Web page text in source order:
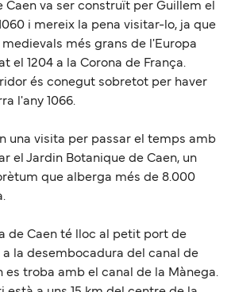
Caen va ser construït per Guillem el
i mereix la pena visitar-lo, ja que
més grans de l'Europa
el 1204 a la Corona de França.
és conegut sobretot per haver
l'any 1066.
una visita per passar el temps amb
el Jardin Botanique de Caen, un
que alberga més de 8.000
de Caen té lloc al petit port de
la desembocadura del canal de
es troba amb el canal de la Mànega.